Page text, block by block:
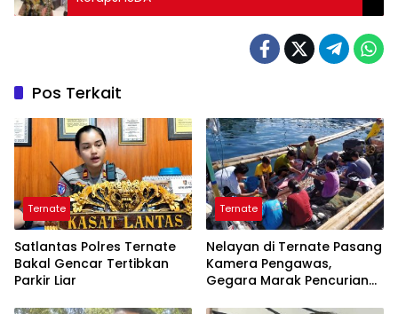
Pos Terkait
Ternate
Satlantas Polres Ternate
Bakal Gencar Tertibkan
Parkir Liar
Ternate
Nelayan di Ternate Pasang
Kamera Pengawas,
Gegara Marak Pencurian